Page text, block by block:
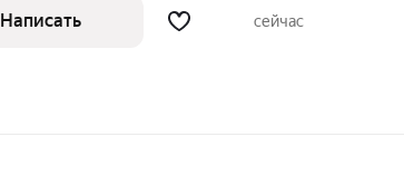
Написать сейчас